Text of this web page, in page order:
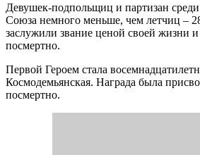
Девушек-подпольщиц и партизан среди
Союза немного меньше, чем летчиц –
заслужили звание ценой своей жизни
посмертно.
Первой Героем стала
Космодемьянская. Награда была
посмертно.